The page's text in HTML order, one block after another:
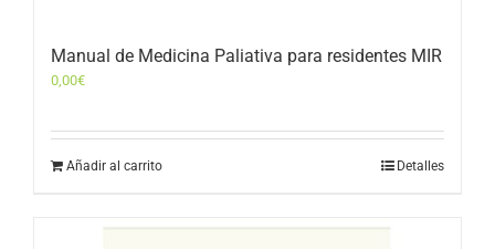
Manual de Medicina Paliativa para residentes MIR
0,00€
Añadir al carrito Detalles